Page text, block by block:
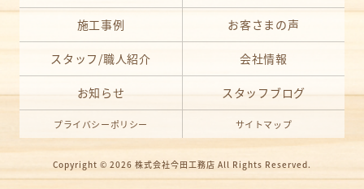
施工事例 お客さまの声
スタッフ/職人紹介 会社情報
お知らせ スタッフブログ
プライバシーポリシー サイトマップ
Copyright © 2026 株式会社今田工務店 All Rights Reserved.